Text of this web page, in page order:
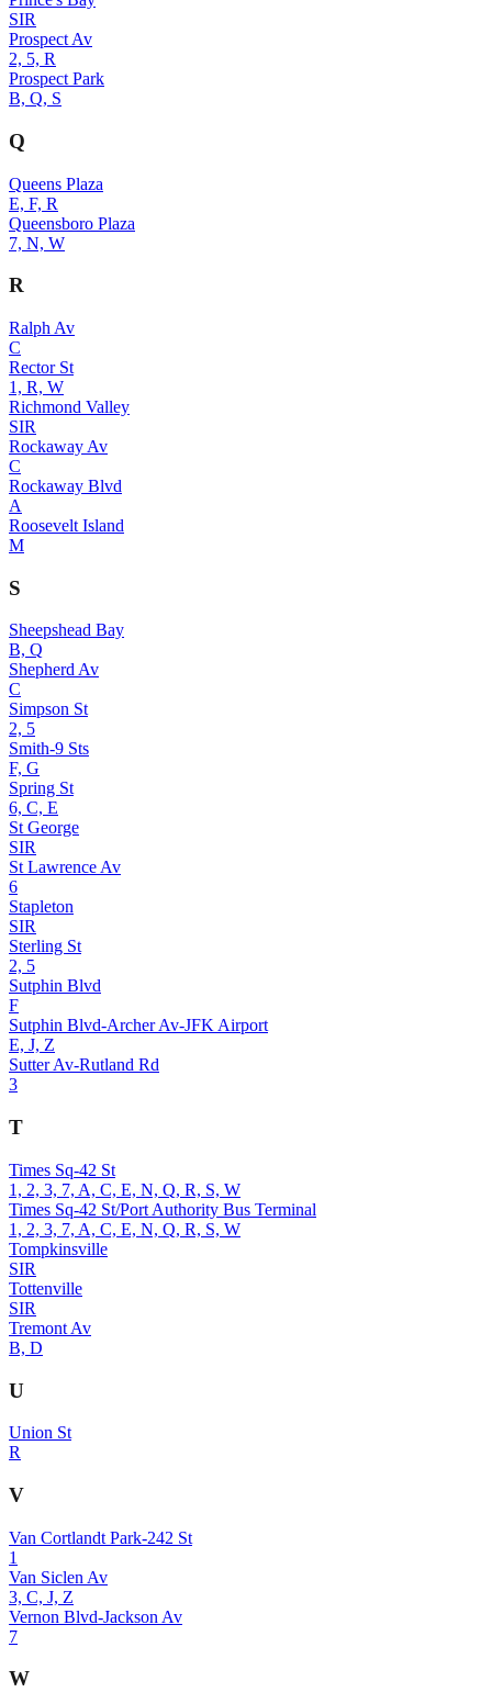
SIR
Prospect Av
2, 5, R
Prospect Park
B, Q, S
Q
Queens Plaza
E, F, R
Queensboro Plaza
7, N, W
R
Ralph Av
C
Rector St
1, R, W
Richmond Valley
SIR
Rockaway Av
C
Rockaway Blvd
A
Roosevelt Island
M
S
Sheepshead Bay
B, Q
Shepherd Av
C
Simpson St
2, 5
Smith-9 Sts
F, G
Spring St
6, C, E
St George
SIR
St Lawrence Av
6
Stapleton
SIR
Sterling St
2, 5
Sutphin Blvd
F
Sutphin Blvd-Archer Av-JFK Airport
E, J, Z
Sutter Av-Rutland Rd
3
T
Times Sq-42 St
1, 2, 3, 7, A, C, E, N, Q, R, S, W
Times Sq-42 St/Port Authority Bus Terminal
1, 2, 3, 7, A, C, E, N, Q, R, S, W
Tompkinsville
SIR
Tottenville
SIR
Tremont Av
B, D
U
Union St
R
V
Van Cortlandt Park-242 St
1
Van Siclen Av
3, C, J, Z
Vernon Blvd-Jackson Av
7
W